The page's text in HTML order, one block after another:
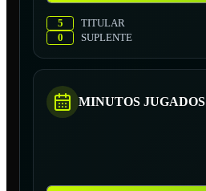
5
TITULAR
0
SUPLENTE
MINUTOS JUGADOS